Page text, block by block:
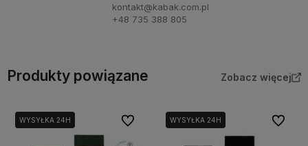
kontakt@kabak.com.pl
+48 735 388 805
Produkty powiązane Zobacz więcej
WYSYŁKA 24H Do ulubionychWYSYŁKA 24H Do